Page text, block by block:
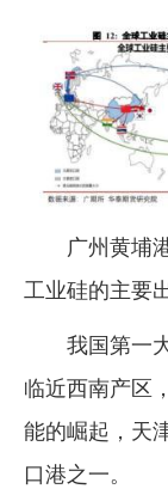
广州黄埔
工业硅的主要
我国第一
临近西南产区
能的崛起，天
口港之一。